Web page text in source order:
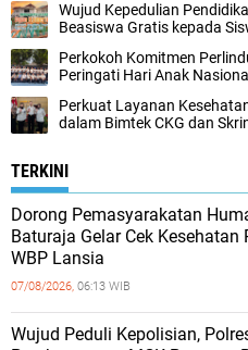
Wujud Kepedulian
Beasiswa Gratis kepada
Perkokoh Komitmen
Peringati Hari Anak
Perkuat Layanan
dalam Bimtek CKG dan
TERKINI
Dorong Pemasyarakatan
Baturaja Gelar Cek Kesehatan
WBP Lansia
07/08/2026, 06:13 WIB
Wujud Peduli Kepolisian,